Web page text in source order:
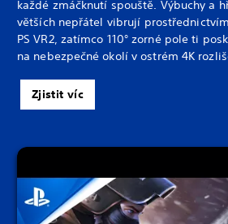
každé zmáčknutí spouště. Výbuchy a
větších nepřátel vibrují
PS VR2, zatímco 110° zorné pole ti
na nebezpečné okolí v ostrém 4K
Zjistit víc